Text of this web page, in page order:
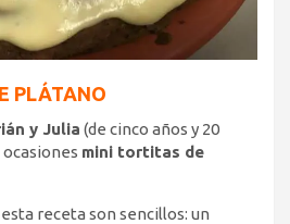
PLÁTANO
y Julia (de cinco años y 20
mini tortitas de
receta son sencillos: un